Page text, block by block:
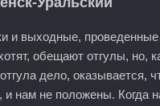
и выходные, проведенные
обещают отгулы, но,
дело, оказывается,
и нам не положены. Когда